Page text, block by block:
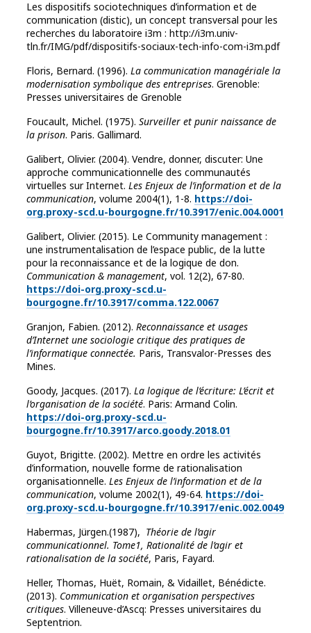
Les dispositifs sociotechniques d’information et de
communication (distic), un concept transversal pour les
recherches du laboratoire i3m : http://i3m.univ-
tln.fr/IMG/pdf/dispositifs-sociaux-tech-info-com-i3m.pdf
Floris, Bernard. (1996). La communication managériale la
modernisation symbolique des entreprises. Grenoble:
Presses universitaires de Grenoble
Foucault, Michel. (1975). Surveiller et punir naissance de
la prison. Paris. Gallimard.
Galibert, Olivier. (2004). Vendre, donner, discuter: Une
approche communicationnelle des communautés
virtuelles sur Internet. Les Enjeux de l’information et de la
communication, volume 2004(1), 1-8. https://doi-
org.proxy-scd.u-bourgogne.fr/10.3917/enic.004.0001
Galibert, Olivier. (2015). Le Community management :
une instrumentalisation de l’espace public, de la lutte
pour la reconnaissance et de la logique de don.
Communication & management, vol. 12(2), 67-80.
https://doi-org.proxy-scd.u-
bourgogne.fr/10.3917/comma.122.0067
Granjon, Fabien. (2012). Reconnaissance et usages
d’Internet une sociologie critique des pratiques de
l’informatique connectée. Paris, Transvalor-Presses des
Mines.
Goody, Jacques. (2017). La logique de l’écriture: L’écrit et
l’organisation de la société. Paris: Armand Colin.
https://doi-org.proxy-scd.u-
bourgogne.fr/10.3917/arco.goody.2018.01
Guyot, Brigitte. (2002). Mettre en ordre les activités
d’information, nouvelle forme de rationalisation
organisationnelle. Les Enjeux de l’information et de la
communication, volume 2002(1), 49-64. https://doi-
org.proxy-scd.u-bourgogne.fr/10.3917/enic.002.0049
Habermas, Jürgen.(1987), Théorie de l’agir
communicationnel. Tome1, Rationalité de l’agir et
rationalisation de la société, Paris, Fayard.
Heller, Thomas, Huët, Romain, & Vidaillet, Bénédicte.
(2013). Communication et organisation perspectives
critiques. Villeneuve-d’Ascq: Presses universitaires du
Septentrion.